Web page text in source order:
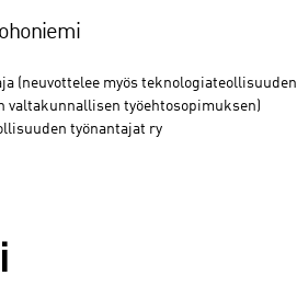
(neuvottelee myös teknologiateollisuuden
valtakunnallisen työehtosopimuksen)
työnantajat ry